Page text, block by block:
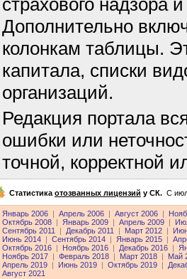
страхового надзора
Дополнительно
колонкам таблицы.
капитала, списки
организаций.
Редакция портала
ошибки или
точной, корректной
Статистика отозванных лицензий у СК. C
Январь 2006 Апрель 2006 Август 2006
Октябрь 2008
Январь 2009 Апрель 2009
Сентябрь 2011
Декабрь 2011 Март 2012
Июнь 2014
Сентябрь 2014 Январь 2015
Октябрь 2016
Ноябрь 2016 Декабрь 2016
Ноябрь 2017
Февраль 2018 Март 2018
Май
Апрель 2019
Июнь 2019 Октябрь 2019
Август 2021